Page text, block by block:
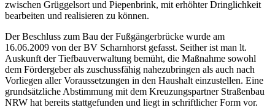
zwischen Grüggelsort und Piepenbrink, mit erhöhter Dringlichkeit
bearbeiten und realisieren zu können.
Der Beschluss zum Bau der Fußgängerbrücke wurde am
16.06.2009 von der BV Scharnhorst gefasst. Seither ist man lt.
Auskunft der Tiefbauverwaltung bemüht, die Maßnahme sowohl
dem Fördergeber als zuschussfähig nahezubringen als auch nach
Vorliegen aller Voraussetzungen in den Haushalt einzustellen. Eine
grundsätzliche Abstimmung mit dem Kreuzungspartner Straßenbau
NRW hat bereits stattgefunden und liegt in schriftlicher Form vor.